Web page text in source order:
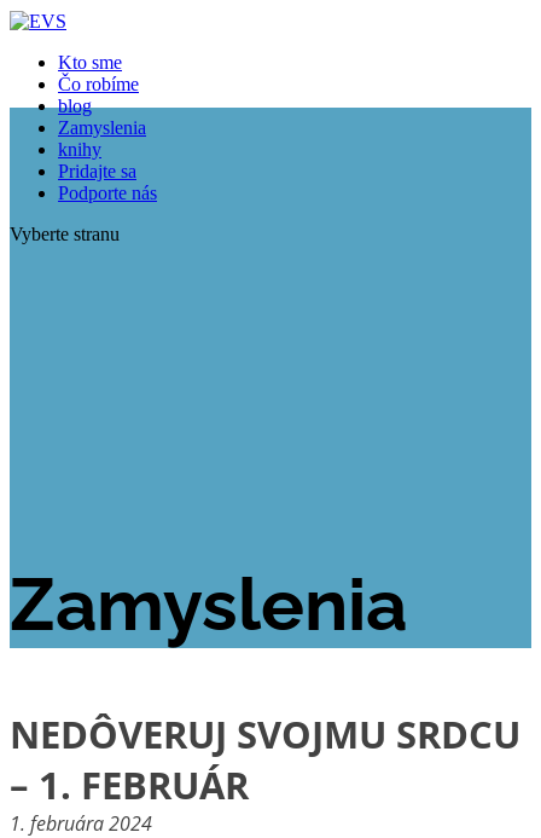
Kto sme
Čo robíme
blog
Zamyslenia
knihy
Pridajte sa
Podporte nás
Vyberte stranu
Zamyslenia
NEDÔVERUJ SVOJMU SRDCU
– 1. FEBRUÁR
1. februára 2024